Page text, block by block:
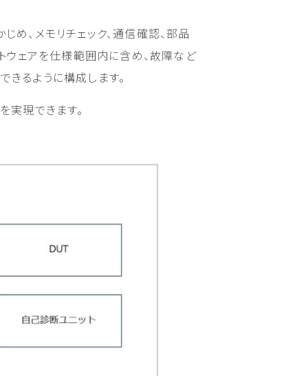
、メモリチェック、通信確認、部品
ウェアを仕様範囲内に含め、故障など
るように構成します。
実現できます。